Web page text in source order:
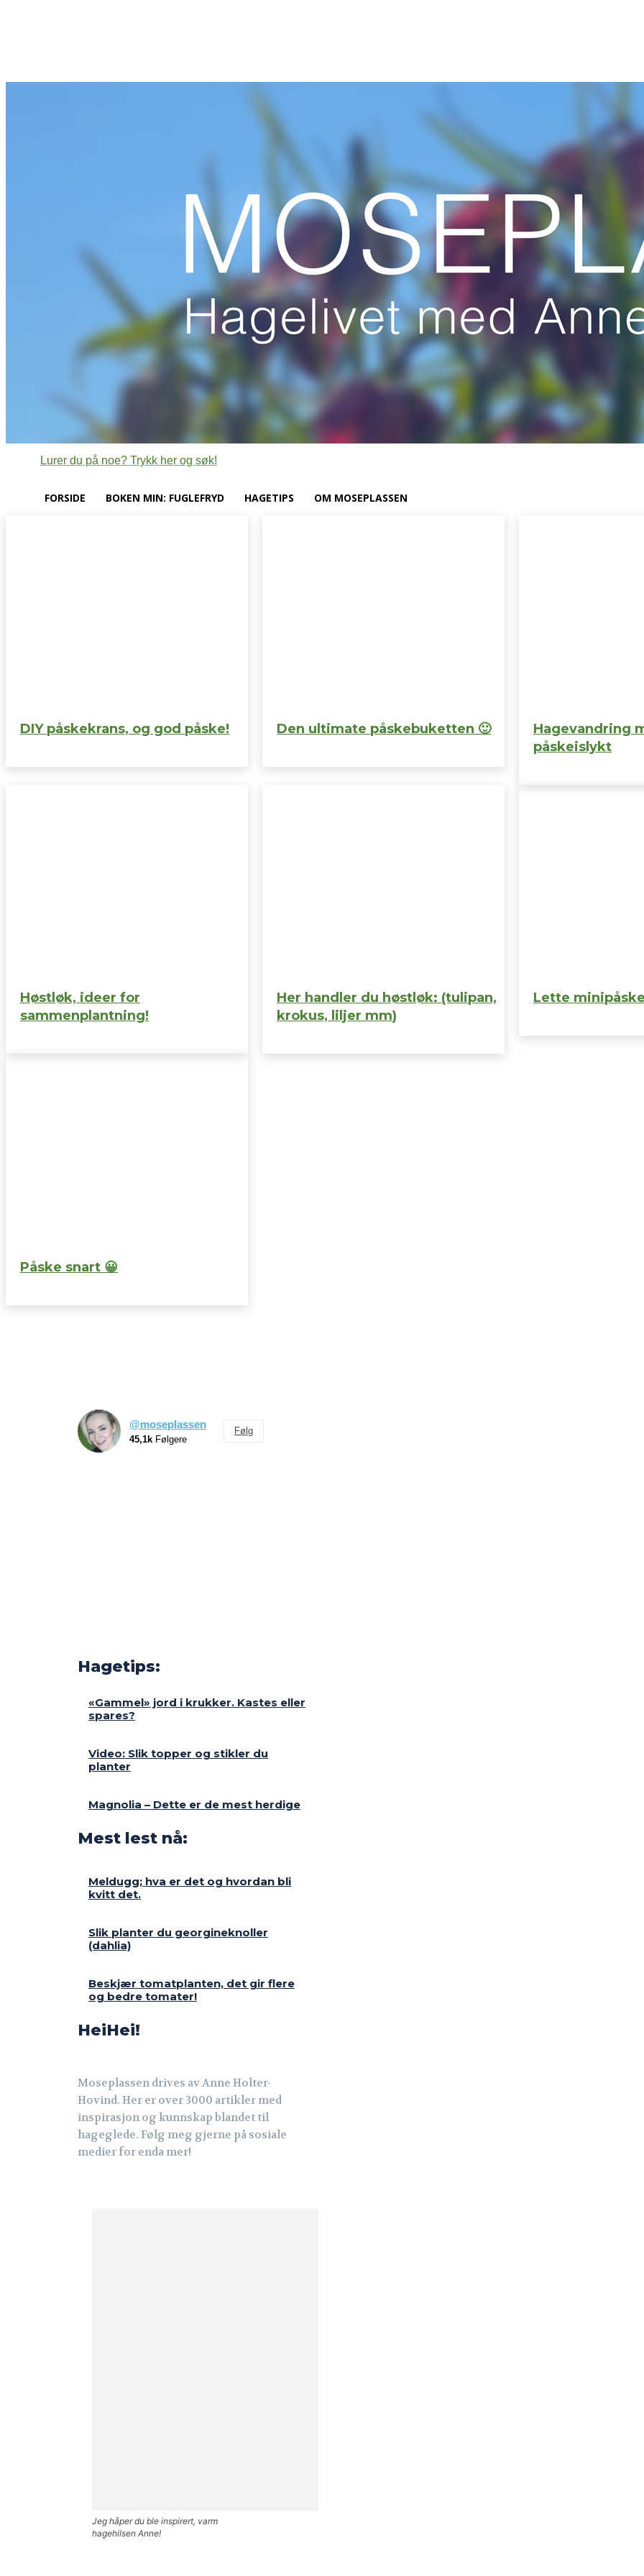
Lurer du på noe? Trykk her og søk!
FORSIDE BOKEN MIN: FUGLEFRYD HAGETIPS OM MOSEPLASSEN
DIY påskekrans, og god påske! Den ultimate påskebuketten 🙂
Hagevandring
påskeislykt
Høstløk, ideer for
sammenplantning!
Her handler du høstløk: (tulipan,
krokus, liljer mm)
Lette
Påske snart 😀
@moseplassen
45,1k Følgere
Følg
Hagetips:
«Gammel» jord i krukker. Kastes eller
spares?
Video: Slik topper og stikler du
planter
Magnolia – Dette er de mest herdige
Mest lest nå:
Meldugg; hva er det og hvordan bli
kvitt det.
Slik planter du georgineknoller
(dahlia)
Beskjær tomatplanten, det gir flere
og bedre tomater!
HeiHei!
Moseplassen drives av Anne Holter-
Hovind. Her er over 3000 artikler med
inspirasjon og kunnskap blandet til
hageglede. Følg meg gjerne på sosiale
medier for enda mer!
Jeg håper du ble inspirert, varm
hagehilsen Anne!